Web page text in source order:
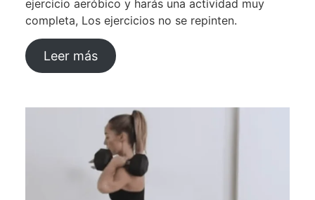
ejercicio aeróbico y harás una actividad muy
completa, Los ejercicios no se repinten.
Leer más